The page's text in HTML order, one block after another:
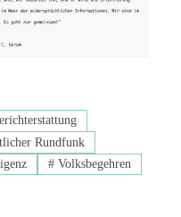
Rundfunk
# Volksbegehren